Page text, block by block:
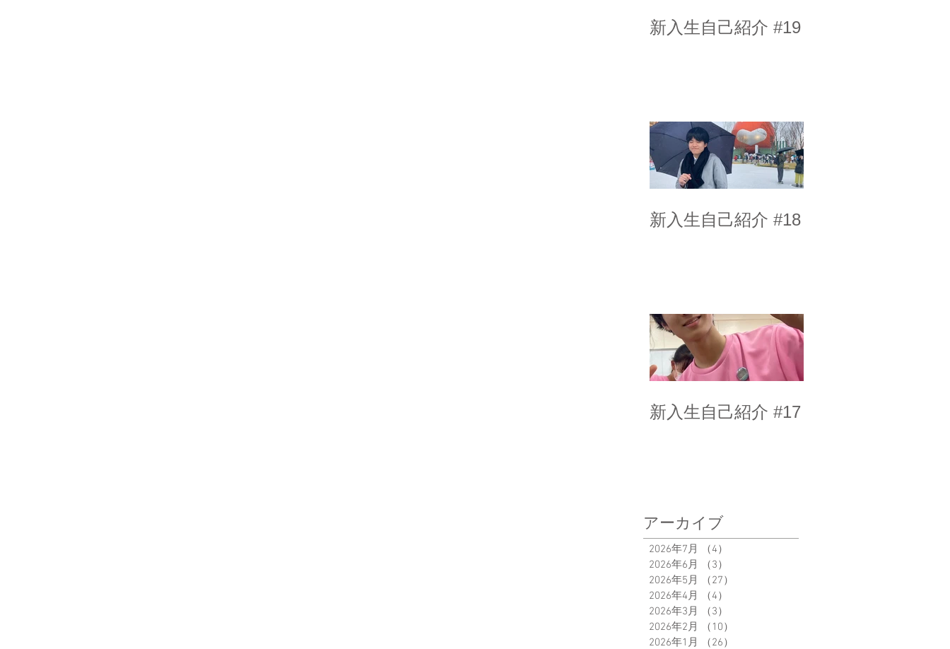
新入生自己紹介 #19
新入生自己紹介 #18
新入生自己紹介 #17
アーカイブ
2026年7月 （4）
2026年6月
（3）
2026年5月
（27）
2026年4月
（4）
2026年3月
（3）
2026年2月
（10）
2026年1月
（26）